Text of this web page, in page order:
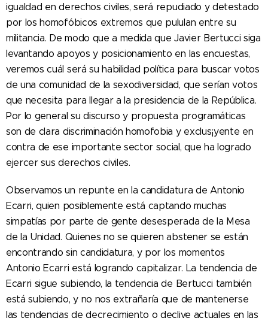
igualdad en derechos civiles, será repudiado y detestado
por los homofóbicos extremos que pululan entre su
militancia. De modo que a medida que Javier Bertucci siga
levantando apoyos y posicionamiento en las encuestas,
veremos cuál será su habilidad política para buscar votos
de una comunidad de la sexodiversidad, que serían votos
que necesita para llegar a la presidencia de la República.
Por lo general su discurso y propuesta programáticas
son de clara discriminación homofobia y exclus¡yente en
contra de ese importante sector social, que ha logrado
ejercer sus derechos civiles.
Observamos un repunte en la candidatura de Antonio
Ecarri, quien posiblemente está captando muchas
simpatías por parte de gente desesperada de la Mesa
de la Unidad. Quienes no se quieren abstener se están
encontrando sin candidatura, y por los momentos
Antonio Ecarri está logrando capitalizar. La tendencia de
Ecarri sigue subiendo, la tendencia de Bertucci también
está subiendo, y no nos extrañaría que de mantenerse
las tendencias de decrecimiento o declive actuales en las